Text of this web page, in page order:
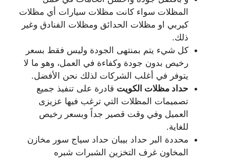
المظلات سواء كانت مظلات سيارات أي مظلات
كيربي او مظلات الحدائق ومظلات الفنادق وغير
ذلك.
كل شيء يتم بمنتهى الجودة وليس فقط بسعر
رخيص بدون جودة وكفاءة في العمل، وهو ما لا
يتوفر في أغلب الشركات لذلك نحن الأفضل.
حداد مظلات الكويت قادرة على تنفيذ جميع
تصميمات المظلات التي ترغب فيها عزيزى
العميل وفي وقت قصير جداً وبسعر رخيص
للغاية.
محددة البر حداد بيبان حداد سياج سور مخازن
المخاون غرف التخزين الشبرات شبره